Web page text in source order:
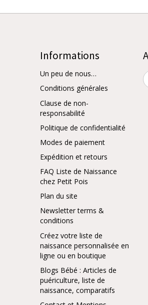
Informations
Un peu de nous…
Conditions générales
Clause de non-
responsabilité
Politique de confidentialité
Modes de paiement
Expédition et retours
FAQ Liste de Naissance
chez Petit Pois
Plan du site
Newsletter terms &
conditions
Créez votre liste de
naissance personnalisée en
ligne ou en boutique
Blogs Bébé : Articles de
puériculture, liste de
naissance, comparatifs